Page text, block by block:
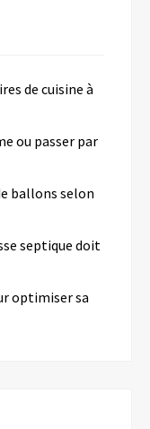
de cuisine à
ou passer par
ballons selon
septique doit
optimiser sa